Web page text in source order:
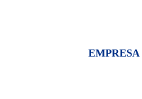
EMPRESA